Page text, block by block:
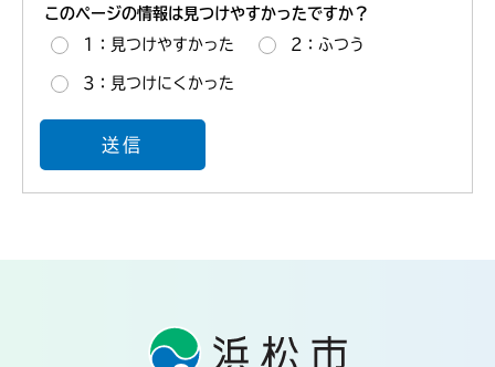
このページの情報は見つけやすかったですか？
1：見つけやすかった 2：ふつう
3：見つけにくかった